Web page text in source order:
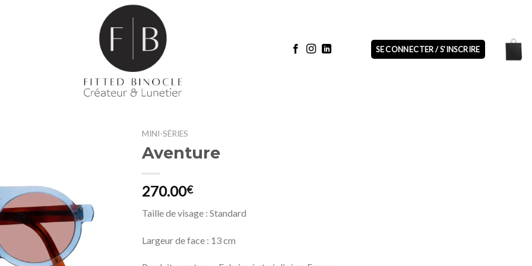
SE CONNECTER / S’INSCRIRE
MINI-SÉRIES
Aventure
270.00€
Taille de visage : Standard
Largeur de face : 13 cm